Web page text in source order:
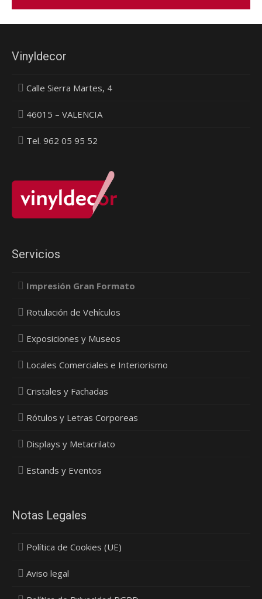
Vinyldecor
Calle Sierra Martes, 4
46015 – VALENCIA
Tel. 962 05 95 52
Servicios
Impresión Gran Formato
Rotulación de Vehículos
Exposiciones y Museos
Locales Comerciales e Interiorismo
Cristales y Fachadas
Rótulos y Letras Corporeas
Displays y Metacrilato
Estands y Eventos
Notas Legales
Política de Cookies (UE)
Aviso legal